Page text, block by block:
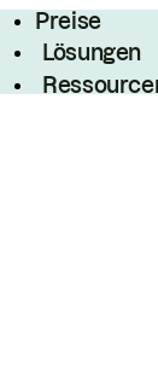
Preise
Lösungen